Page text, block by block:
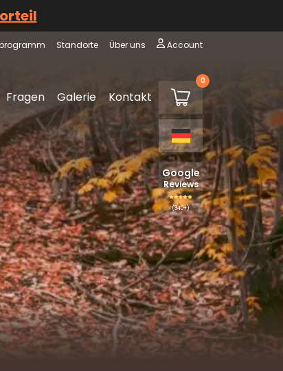
Standorte Über uns Account
Fragen Galerie
Kontakt
Warenkorb
€0,00 0
Google
Reviews
(340+)